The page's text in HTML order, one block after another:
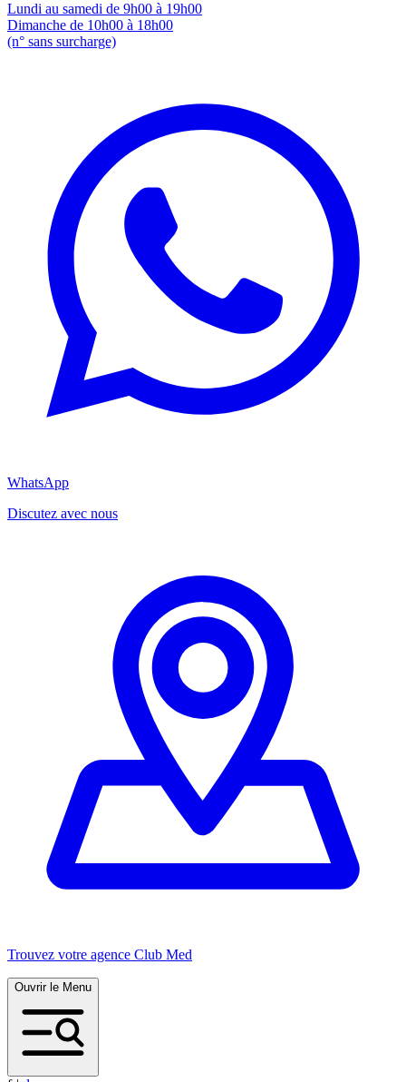
Lundi au samedi de 9h00 à 19h00
Dimanche de 10h00 à 18h00
(n° sans surcharge)
WhatsApp
Discutez avec nous
Trouvez votre agence Club Med
Ouvrir le Menu